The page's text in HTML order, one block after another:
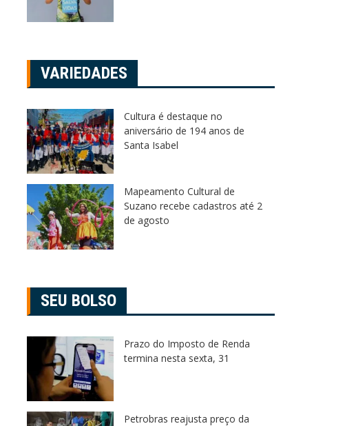
VARIEDADES
Cultura é destaque no
aniversário de 194 anos de
Santa Isabel
Mapeamento Cultural de
Suzano recebe cadastros até 2
de agosto
SEU BOLSO
Prazo do Imposto de Renda
termina nesta sexta, 31
Petrobras reajusta preço da